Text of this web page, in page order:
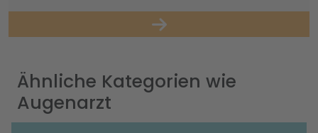
Ähnliche Kategorien wie
Augenarzt